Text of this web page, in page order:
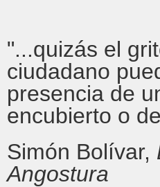
"...quizás el
ciudadano
presencia de
encubierto o
Simón Bolívar,
Angostura